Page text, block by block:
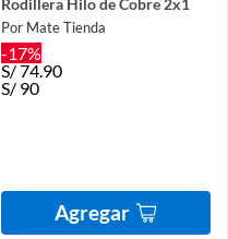
Rodillera Hilo de Cobre 2x1
Por Mate Tienda
-17%
S/74.90
S/ 90
Agregar